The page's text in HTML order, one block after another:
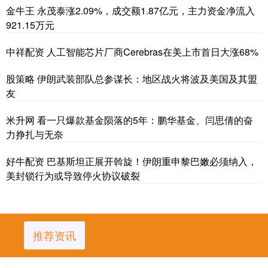
金牛王 永茂泰涨2.09%，成交额1.87亿元，主力资金净流入
921.15万元
中祥配资 人工智能芯片厂商Cerebras在美上市首日大涨68%
股策略 伊朗武装部队总参谋长：地区战火将波及美国及其盟
友
米升网 看一只爆款基金陨落的5年：鹏华基金、闫思倩的奋
力挣扎与无奈
好牛配资 巴基斯坦正展开斡旋！伊朗重申黎巴嫩必须纳入，
美封锁行为或导致停火协议破裂
推荐资讯